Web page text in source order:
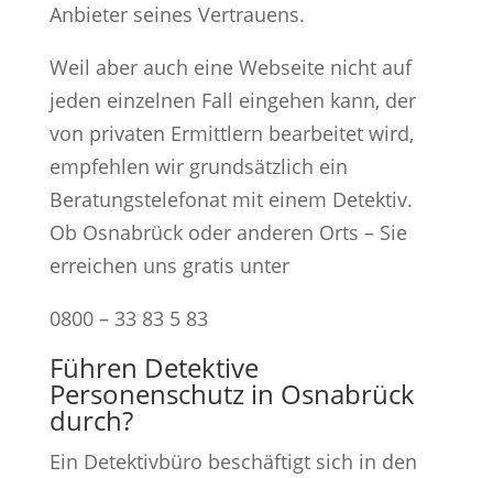
Anbieter seines Vertrauens.
Weil aber auch eine Webseite nicht auf
jeden einzelnen Fall eingehen kann, der
von privaten Ermittlern bearbeitet wird,
empfehlen wir grundsätzlich ein
Beratungstelefonat mit einem Detektiv.
Ob Osnabrück oder anderen Orts – Sie
erreichen uns gratis unter
0800 – 33 83 5 83
Führen Detektive
Personenschutz in Osnabrück
durch?
Ein Detektivbüro beschäftigt sich in den